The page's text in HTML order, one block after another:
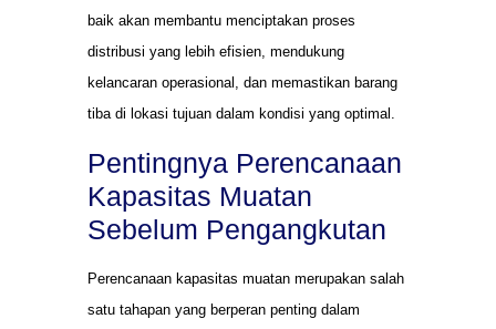
baik akan membantu menciptakan proses
distribusi yang lebih efisien, mendukung
kelancaran operasional, dan memastikan barang
tiba di lokasi tujuan dalam kondisi yang optimal.
Pentingnya Perencanaan
Kapasitas Muatan
Sebelum Pengangkutan
Perencanaan kapasitas muatan merupakan salah
satu tahapan yang berperan penting dalam